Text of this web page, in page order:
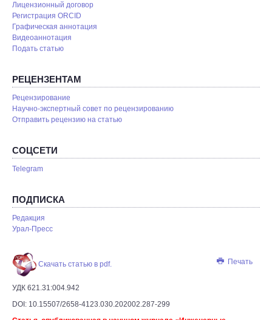
Лицензионный договор
Регистрация ORCID
Графическая аннотация
Видеоаннотация
Подать статью
РЕЦЕНЗЕНТАМ
Рецензирование
Научно-экспертный совет по рецензированию
Отправить рецензию на статью
СОЦСЕТИ
Telegram
ПОДПИСКА
Редакция
Урал-Пресс
Печать
Скачать статью в pdf.
УДК 621.31:004.942
DOI: 10.15507/2658-4123.030.202002.287-299